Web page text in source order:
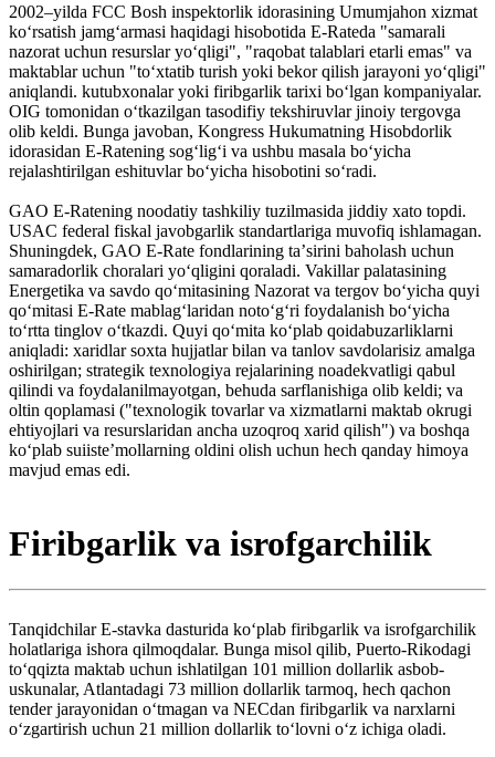
2002–yilda FCC Bosh inspektorlik idorasining Umumjahon xizmat
koʻrsatish jamgʻarmasi haqidagi hisobotida E-Rateda "samarali
nazorat uchun resurslar yoʻqligi", "raqobat talablari etarli emas" va
maktablar uchun "toʻxtatib turish yoki bekor qilish jarayoni yoʻqligi"
aniqlandi. kutubxonalar yoki firibgarlik tarixi boʻlgan kompaniyalar.
OIG tomonidan oʻtkazilgan tasodifiy tekshiruvlar jinoiy tergovga
olib keldi. Bunga javoban, Kongress Hukumatning Hisobdorlik
idorasidan E-Ratening sogʻligʻi va ushbu masala boʻyicha
rejalashtirilgan eshituvlar boʻyicha hisobotini soʻradi.
GAO E-Ratening noodatiy tashkiliy tuzilmasida jiddiy xato topdi.
USAC federal fiskal javobgarlik standartlariga muvofiq ishlamagan.
Shuningdek, GAO E-Rate fondlarining taʼsirini baholash uchun
samaradorlik choralari yoʻqligini qoraladi. Vakillar palatasining
Energetika va savdo qoʻmitasining Nazorat va tergov boʻyicha quyi
qoʻmitasi E-Rate mablagʻlaridan notoʻgʻri foydalanish boʻyicha
toʻrtta tinglov oʻtkazdi. Quyi qoʻmita koʻplab qoidabuzarliklarni
aniqladi: xaridlar soxta hujjatlar bilan va tanlov savdolarisiz amalga
oshirilgan; strategik texnologiya rejalarining noadekvatligi qabul
qilindi va foydalanilmayotgan, behuda sarflanishiga olib keldi; va
oltin qoplamasi ("texnologik tovarlar va xizmatlarni maktab okrugi
ehtiyojlari va resurslaridan ancha uzoqroq xarid qilish") va boshqa
koʻplab suiisteʼmollarning oldini olish uchun hech qanday himoya
mavjud emas edi.
Firibgarlik va isrofgarchilik
Tanqidchilar E-stavka dasturida koʻplab firibgarlik va isrofgarchilik
holatlariga ishora qilmoqdalar. Bunga misol qilib, Puerto-Rikodagi
toʻqqizta maktab uchun ishlatilgan 101 million dollarlik asbob-
uskunalar, Atlantadagi 73 million dollarlik tarmoq, hech qachon
tender jarayonidan oʻtmagan va NECdan firibgarlik va narxlarni
oʻzgartirish uchun 21 million dollarlik toʻlovni oʻz ichiga oladi.